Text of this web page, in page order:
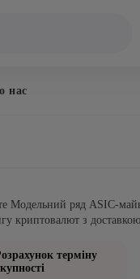
нас
Модельний ряд ASIC-
криптовалют з
терміну